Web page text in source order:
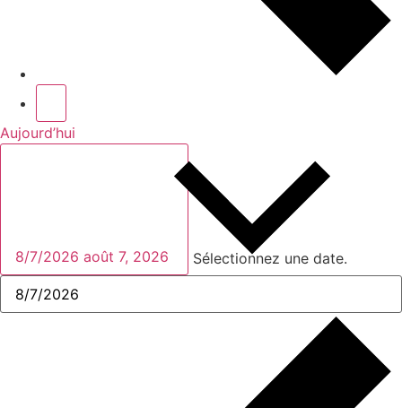
Aujourd’hui
8/7/2026 août 7, 2026 Sélectionnez une date.